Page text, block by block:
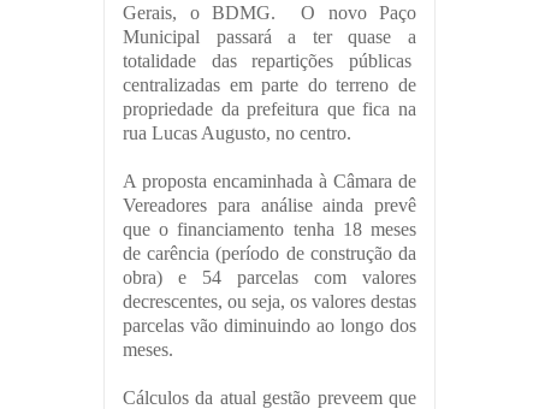
Gerais, o BDMG. O novo Paço
Municipal passará a ter quase a
totalidade das repartições públicas
centralizadas em parte do terreno de
propriedade da prefeitura que fica na
rua Lucas Augusto, no centro.
A proposta encaminhada à Câmara de
Vereadores para análise ainda prevê
que o financiamento tenha 18 meses
de carência (período de construção da
obra) e 54 parcelas com valores
decrescentes, ou seja, os valores destas
parcelas vão diminuindo ao longo dos
meses.
Cálculos da atual gestão preveem que